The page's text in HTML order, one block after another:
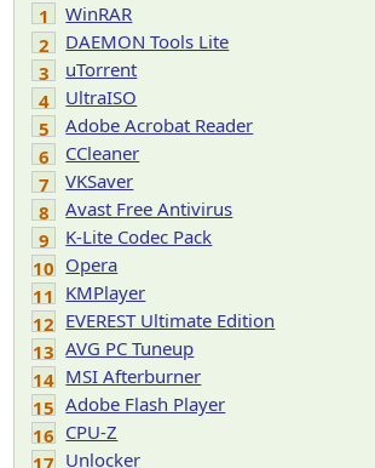
1
WinRAR
2
DAEMON Tools Lite
3
uTorrent
4
UltraISO
5
Adobe Acrobat Reader
6
CCleaner
7
VKSaver
8
Avast Free Antivirus
9
K-Lite Codec Pack
10 Opera
11 KMPlayer
12 EVEREST Ultimate Edition
13 AVG PC Tuneup
14 MSI Afterburner
15 Adobe Flash Player
16 CPU-Z
17 Unlocker